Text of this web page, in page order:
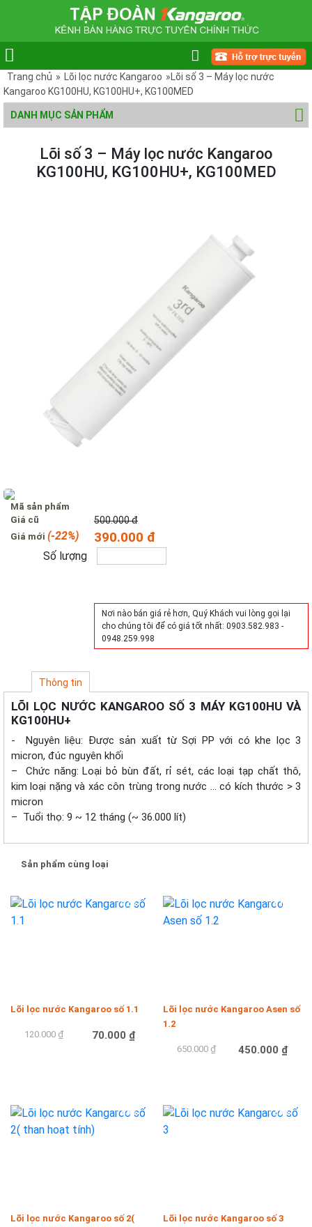
Trang chủ » Lõi lọc nước Kangaroo »Lõi số 3 – Máy lọc nước
Kangaroo KG100HU, KG100HU+, KG100MED
DANH MỤC SẢN PHẨM
Lõi số 3 – Máy lọc nước Kangaroo
KG100HU, KG100HU+, KG100MED
Mã sản phẩm
Giá cũ
500.000 đ
Giá mới (-22%) 390.000 đ
Số lượng
Nơi nào bán giá rẻ hơn, Quý Khách vui lòng gọi lại
cho chúng tôi để có giá tốt nhất: 0903.582.983 -
0948.259.998
Thông tin
LÕI LỌC NƯỚC KANGAROO SỐ 3 MÁY KG100HU VÀ
KG100HU+
-​ Nguyên liệu: Được sản xuất từ Sợi PP với có khe lọc 3
micron, đúc nguyên khối
– Chức năng: Loại bỏ bùn đất, rỉ sét, các loại tạp chất thô,
kim loại nặng và xác côn trùng trong nước … có kích thước > 3
micron
– Tuổi thọ: 9 ~ 12 tháng (~ 36.000 lít)
Sản phẩm cùng loại
-42%
Lõi lọc nước Kangaroo số 1.1
120.000 ₫ 70.000 ₫
-31%
Lõi lọc nước Kangaroo Asen số
1.2
650.000 ₫ 450.000 ₫
-33%
Lõi lọc nước Kangaroo số 2(
-23%
Lõi lọc nước Kangaroo số 3